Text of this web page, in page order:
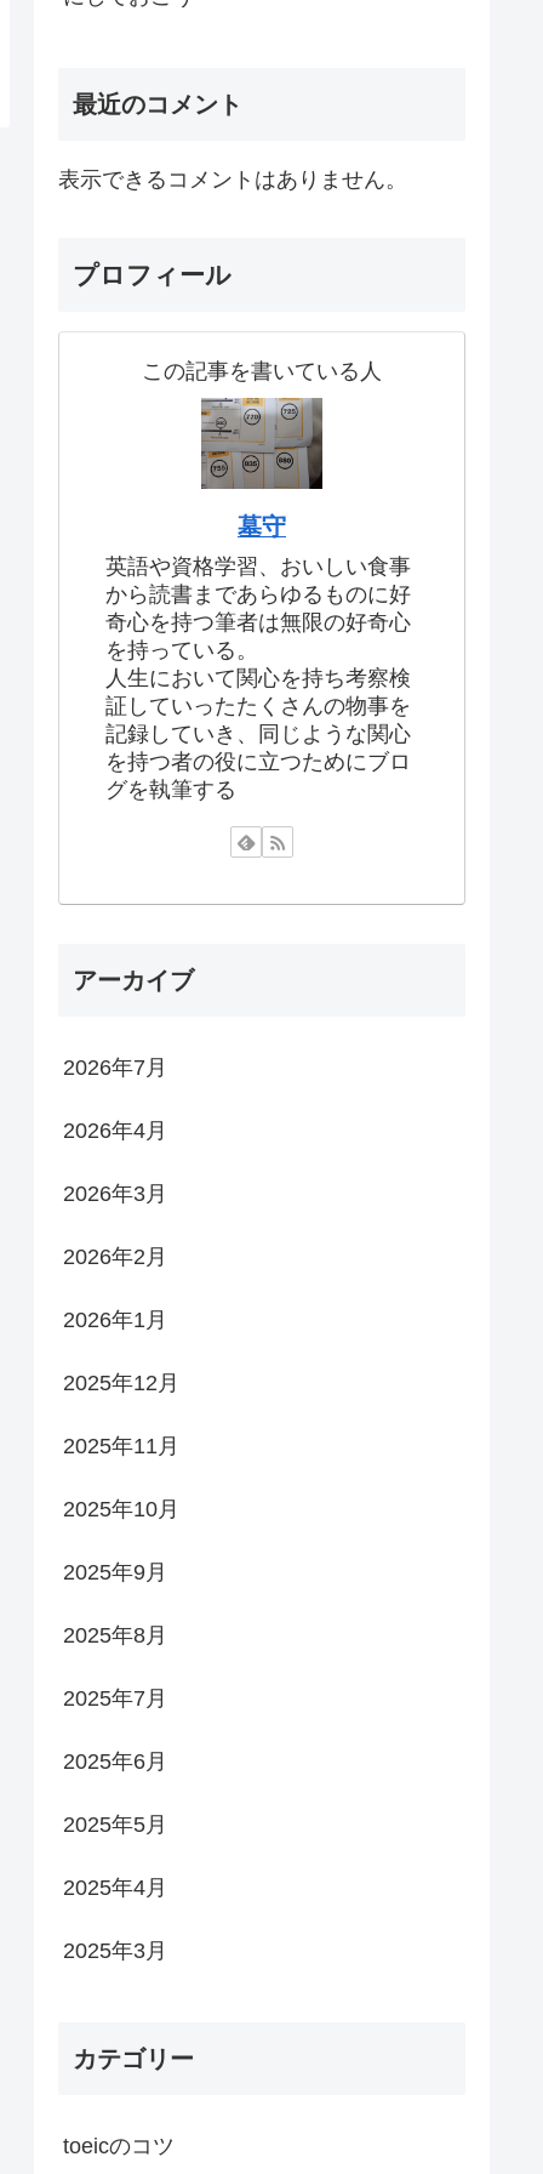
最近のコメント
表示できるコメントはありません。
プロフィール
この記事を書いている人
墓守
英語や資格学習、おいしい食事
から読書まであらゆるものに好
奇心を持つ筆者は無限の好奇心
を持っている。
人生において関心を持ち考察検
証していったたくさんの物事を
記録していき、同じような関心
を持つ者の役に立つためにブロ
グを執筆する
アーカイブ
2026年7月
2026年4月
2026年3月
2026年2月
2026年1月
2025年12月
2025年11月
2025年10月
2025年9月
2025年8月
2025年7月
2025年6月
2025年5月
2025年4月
2025年3月
カテゴリー
toeicのコツ